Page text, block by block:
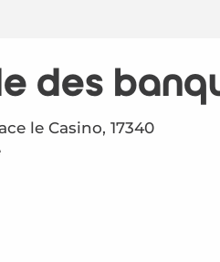
des
le Casino, 17340